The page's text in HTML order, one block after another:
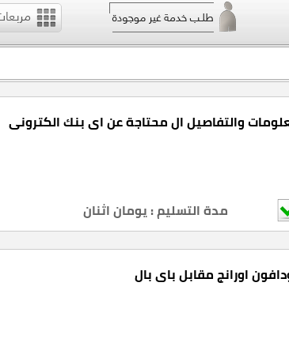
والتفاصيل ال محتاجة عن اى بنك الكترونى
مدة التسليم : يومان اثنان
اورانج مقابل باى بال